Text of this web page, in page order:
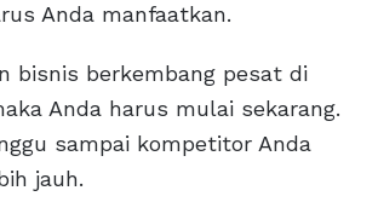
Anda manfaatkan.
bisnis berkembang pesat di
Anda harus mulai sekarang.
sampai kompetitor Anda
jauh.